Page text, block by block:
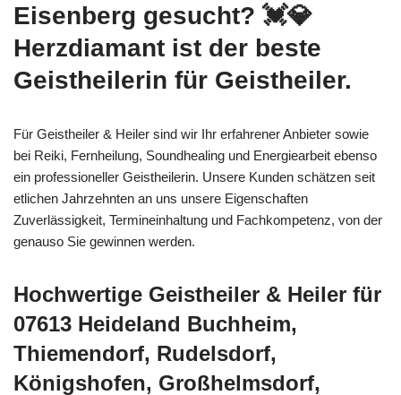
Eisenberg gesucht? 💓️💎
Herzdiamant ist der beste
Geistheilerin für Geistheiler.
Für Geistheiler & Heiler sind wir Ihr erfahrener Anbieter sowie
bei Reiki, Fernheilung, Soundhealing und Energiearbeit ebenso
ein professioneller Geistheilerin. Unsere Kunden schätzen seit
etlichen Jahrzehnten an uns unsere Eigenschaften
Zuverlässigkeit, Termineinhaltung und Fachkompetenz, von der
genauso Sie gewinnen werden.
Hochwertige Geistheiler & Heiler für
07613 Heideland Buchheim,
Thiemendorf, Rudelsdorf,
Königshofen, Großhelmsdorf,